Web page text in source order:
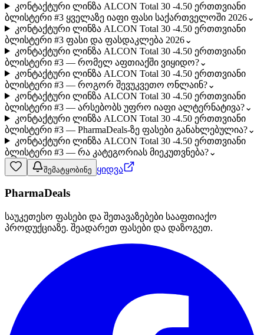
კონტაქტური ლინზა ALCON Total 30 -4.50 ერთთვიანი
ბლისტერი #3 ყველაზე იაფი ფასი საქართველოში 2026⌄
კონტაქტური ლინზა ALCON Total 30 -4.50 ერთთვიანი
ბლისტერი #3 ფასი და ფასდაკლება 2026⌄
კონტაქტური ლინზა ALCON Total 30 -4.50 ერთთვიანი
ბლისტერი #3 — რომელ აფთიაქში ვიყიდო?⌄
კონტაქტური ლინზა ALCON Total 30 -4.50 ერთთვიანი
ბლისტერი #3 — როგორ შევუკვეთო ონლაინ?⌄
კონტაქტური ლინზა ALCON Total 30 -4.50 ერთთვიანი
ბლისტერი #3 — არსებობს უფრო იაფი ალტერნატივა?⌄
კონტაქტური ლინზა ALCON Total 30 -4.50 ერთთვიანი
ბლისტერი #3 — PharmaDeals-ზე ფასები განახლებულია?⌄
კონტაქტური ლინზა ALCON Total 30 -4.50 ერთთვიანი
ბლისტერი #3 — რა კატეგორიას მიეკუთვნება?⌄
შემატყობინე ყიდვა
PharmaDeals
საუკეთესო ფასები და შეთავაზებები სააფთიაქო
პროდუქციაზე. შეადარეთ ფასები და დაზოგეთ.